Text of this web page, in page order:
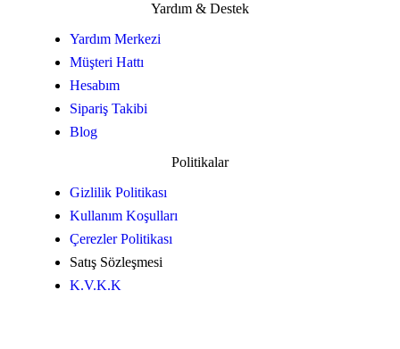
Yardım & Destek
Yardım Merkezi
Müşteri Hattı
Hesabım
Sipariş Takibi
Blog
Politikalar
Gizlilik Politikası
Kullanım Koşulları
Çerezler Politikası
Satış Sözleşmesi
K.V.K.K